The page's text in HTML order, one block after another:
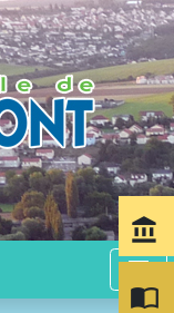
menu
account_balance
import_contacts